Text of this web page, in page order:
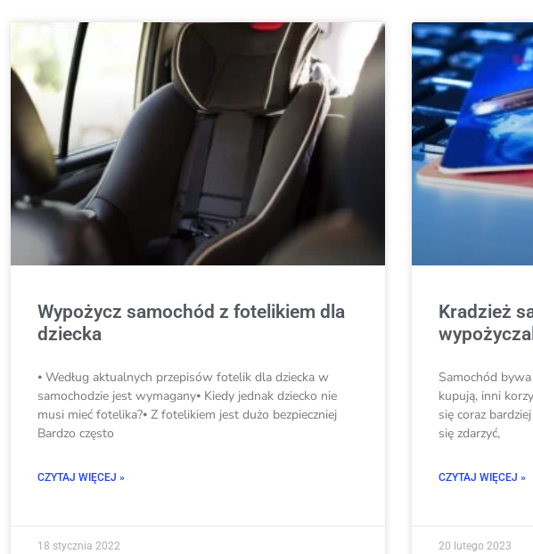
Wypożycz samochód z fotelikiem dla
dziecka
⦁ Według aktualnych przepisów fotelik dla dziecka w
samochodzie jest wymagany⦁ Kiedy jednak dziecko nie
musi mieć fotelika?⦁ Z fotelikiem jest dużo bezpieczniej
Bardzo często
CZYTAJ WIĘCEJ »
18 stycznia 2022
Kradzież
Samochód
kupują, inni
się coraz
się zdarzyć,
CZYTAJ WIĘCEJ »
20 lutego 2023